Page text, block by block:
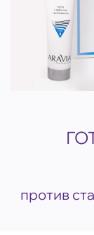
против